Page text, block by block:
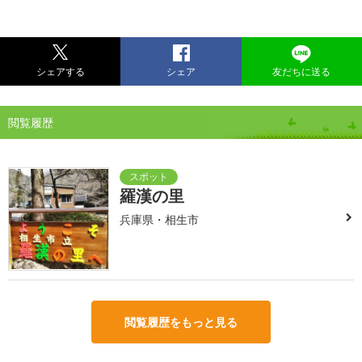
シェアする シェア 友だちに送る
閲覧履歴
羅漢の里
兵庫県・相生市
閲覧履歴をもっと見る